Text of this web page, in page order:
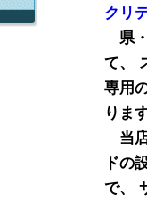
クリ
県・
て、
専用
りま
当店
ドの
で、